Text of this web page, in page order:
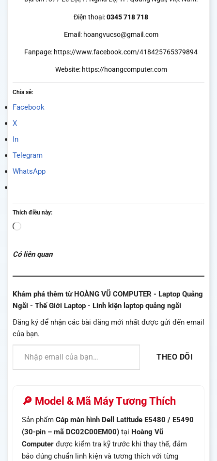
Điện thoại:0345 718 718
Email: hoangvucso@gmail.com
Fanpage: https://www.facebook.com/418425765379894
Website: https://hoangcomputer.com
Chia sẻ:
Facebook
X
In
Telegram
WhatsApp
Thích điều này:
Đang
Có liên quan
Khám phá thêm từ HOÀNG VŨ COMPUTER - Laptop Quảng
Ngãi - Thế Giới Laptop - Linh kiện laptop quảng ngãi
Đăng ký để nhận các bài đăng mới nhất được gửi đến email
của bạn.
Nhập email của bạn…
THEO DÕI
🔎 Model & Mã Máy Tương Thích
Sản phẩm Cáp màn hình Dell Latitude E5480 / E5490
(30-pin – mã DC02C00EM00) tại Hoàng Vũ
Computer được kiểm tra kỹ trước khi thay thế, đảm
bảo đúng chuẩn linh kiện và tương thích với từng